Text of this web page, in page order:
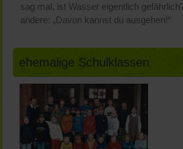
sag mal, ist Wasser eigentlich
andere: „Davon kannst du ausgehen!“
ehemalige Schulklassen